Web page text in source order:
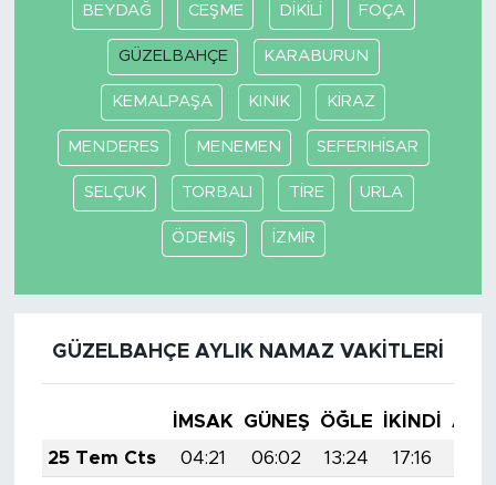
BEYDAĞ CEŞME DİKİLİ FOÇA
GÜZELBAHÇE KARABURUN
KEMALPAŞA KINIK KİRAZ
MENDERES MENEMEN SEFERIHİSAR
SELÇUK TORBALI TİRE URLA
ÖDEMİŞ İZMİR
GÜZELBAHÇE AYLIK NAMAZ VAKITLERI
İMSAK GÜNEŞ ÖĞLE İKINDI
25 Tem Cts
04:21 06:02 13:24 17:16